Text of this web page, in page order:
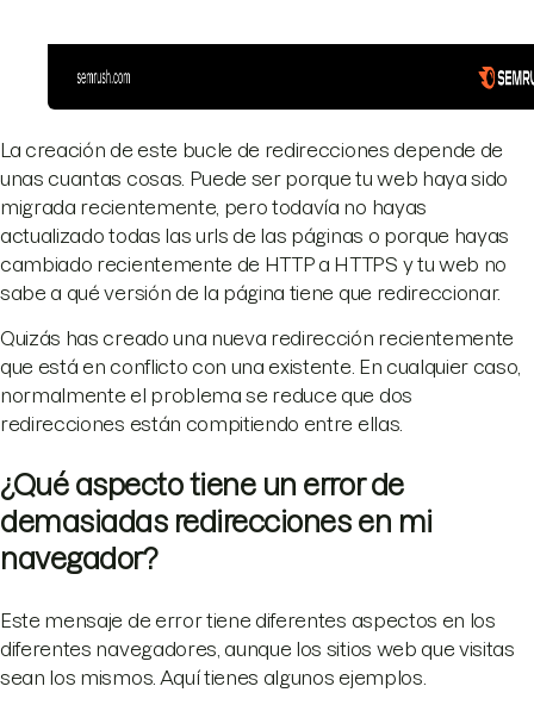
La creación de este bucle de redirecciones depende de
unas cuantas cosas. Puede ser porque tu web haya sido
migrada recientemente, pero todavía no hayas
actualizado todas las urls de las páginas o porque hayas
cambiado recientemente de HTTP a HTTPS y tu web no
sabe a qué versión de la página tiene que redireccionar.
Quizás has creado una nueva redirección recientemente
que está en conflicto con una existente. En cualquier caso,
normalmente el problema se reduce que dos
redirecciones están compitiendo entre ellas.
¿Qué aspecto tiene un error de
demasiadas redirecciones en mi
navegador?
Este mensaje de error tiene diferentes aspectos en los
diferentes navegadores, aunque los sitios web que visitas
sean los mismos. Aquí tienes algunos ejemplos.